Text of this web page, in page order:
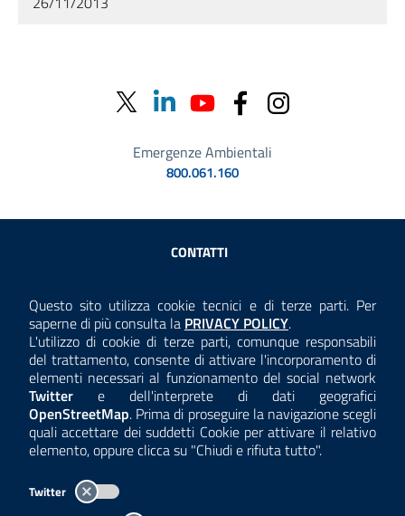
Questo sito utilizza cookie tecnici e di terze parti. Per
saperne di più consulta la Consulta la
PRIVACY POLICY.
L'utilizzo di cookie di terze parti, comunque responsabili
del trattamento, consente di attivare l'incorporamento di
elementi necessari al funzionamento del social network
Twitter e dell'interprete di dati geografici
OpenStreetMap. Prima di proseguire la navigazione scegli
quali accettare dei suddetti Cookie per attivare il relativo
elemento, oppure clicca su "Chiudi e rifiuta tutto".
Twitter
Emergenze Ambientali
800.061.160
Sezione Link Utili
CONTATTI
ANTICORRUZIONE
ACCESSIBILITÀ
COOKIE E PRIVACY
TEMI A-Z